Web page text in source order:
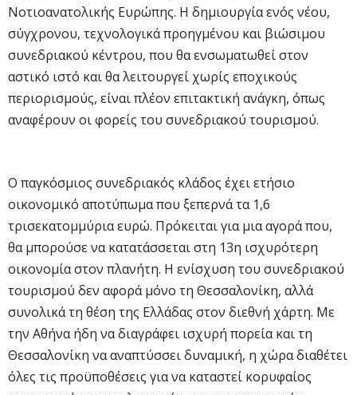
Νοτιοανατολικής Ευρώπης. Η δημιουργία ενός νέου,
σύγχρονου, τεχνολογικά προηγμένου και βιώσιμου
συνεδριακού κέντρου, που θα ενσωματωθεί στον
αστικό ιστό και θα λειτουργεί χωρίς εποχικούς
περιορισμούς, είναι πλέον επιτακτική ανάγκη, όπως
αναφέρουν οι φορείς του συνεδριακού τουρισμού.
Ο παγκόσμιος συνεδριακός κλάδος έχει ετήσιο
οικονομικό αποτύπωμα που ξεπερνά τα 1,6
τρισεκατομμύρια ευρώ. Πρόκειται για μια αγορά που,
θα μπορούσε να κατατάσσεται στη 13η ισχυρότερη
οικονομία στον πλανήτη. Η ενίσχυση του συνεδριακού
τουρισμού δεν αφορά μόνο τη Θεσσαλονίκη, αλλά
συνολικά τη θέση της Ελλάδας στον διεθνή χάρτη. Με
την Αθήνα ήδη να διαγράφει ισχυρή πορεία και τη
Θεσσαλονίκη να αναπτύσσει δυναμική, η χώρα διαθέτει
όλες τις προϋποθέσεις για να καταστεί κορυφαίος